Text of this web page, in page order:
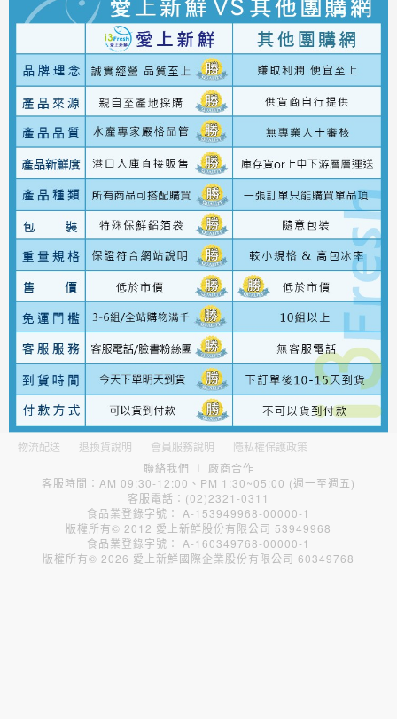
物流配送 退換貨說明 會員服務說明
隱私權保護政策
聯絡我們 ∣ 廠商合作
客服時間：AM 09:30-12:00、PM 1:30~05:00 (週一至週五)
客服電話：(02)2321-0311
食品業登錄字號： A-153949968-00000-1
版權所有© 2012 愛上新鮮股份有限公司 53949968
食品業登錄字號： A-160349768-00000-1
版權所有© 2026 愛上新鮮國際企業股份有限公司 60349768